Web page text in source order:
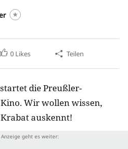
0 Likes Teilen
die Preußler-
Wir wollen wissen,
auskennt!